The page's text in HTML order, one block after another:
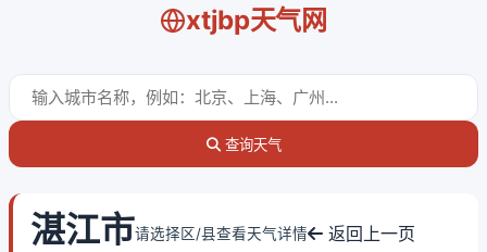
xtjbp天气网
查询天气
湛江市请选择区/县查看天气详情 返回上一页